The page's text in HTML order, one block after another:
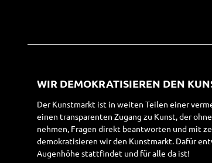
WIR DEMOKRATISIEREN DEN
Der Kunstmarkt ist in weiten Teilen einer
einen transparenten Zugang zu Kunst, der
nehmen, Fragen direkt beantworten und mit
demokratisieren wir den Kunstmarkt. Dafür
Augenhöhe stattfindet und für alle da ist!